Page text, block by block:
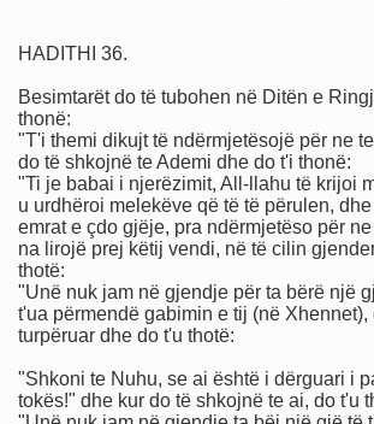
HADITHI 36.
Besimtarët do të tubohen në Ditën e
thonë:
"T'i themi dikujt të ndërmjetësojë për ne
do të shkojnë te Ademi dhe do t'i thonë:
"Ti je babai i njerëzimit, All-llahu të krijoi
u urdhëroi melekëve që të të përulen,
emrat e çdo gjëje, pra ndërmjetëso për
na lirojë prej këtij vendi, në të cilin
thotë:
"Unë nuk jam në gjendje për ta bërë një
t'ua përmendë gabimin e tij (në Xhennet),
turpëruar dhe do t'u thotë:
"Shkoni te Nuhu, se ai është i dërguari i
tokës!" dhe kur do të shkojnë te ai, do t'u
PASTROI (sa e bukur ! )
I URREN ALLAHU